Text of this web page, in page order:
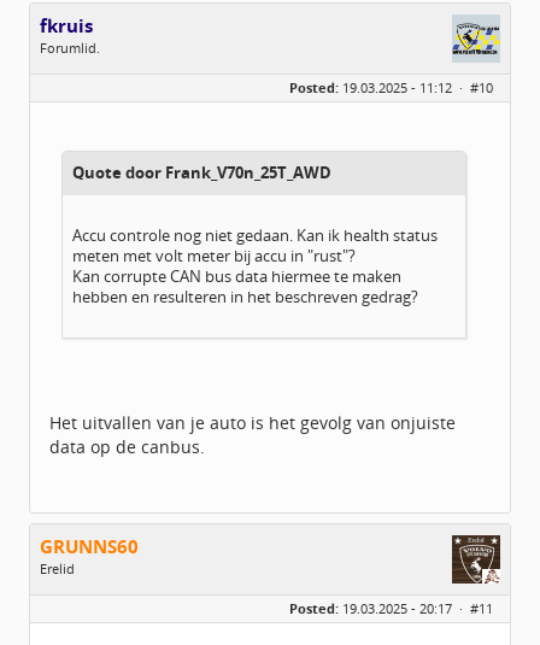
fkruis
Forumlid.
Geregistreerd:11 / 2015
Posted: 19.03.2025 - 11:12 · #10
Quote door Frank_V70n_25T_AWD
Accu controle nog niet gedaan. Kan ik health status
meten met volt meter bij accu in "rust"?
Kan corrupte CAN bus data hiermee te maken
hebben en resulteren in het beschreven gedrag?
Het uitvallen van je auto is het gevolg van onjuiste
data op de canbus.
GRUNNS60
Erelid
Geslacht:
Leeftijd:
64
Posted: 19.03.2025 - 20:17 · #11